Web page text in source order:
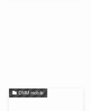
DMM mobile